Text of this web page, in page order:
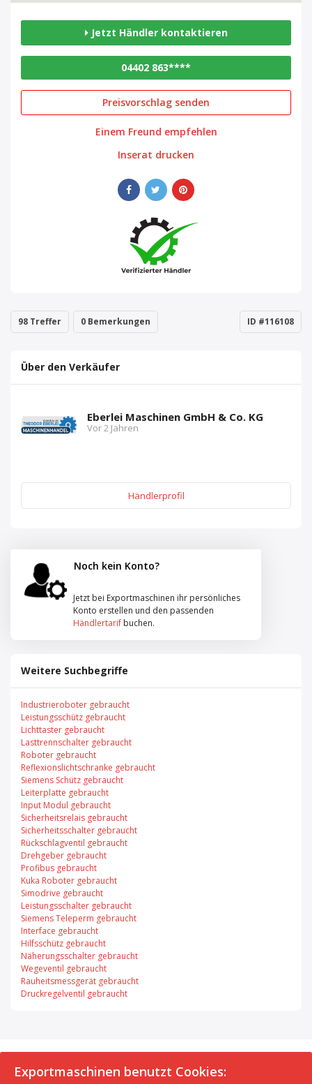
Jetzt Händler kontaktieren
04402 863****
Preisvorschlag senden
Einem Freund empfehlen
Inserat drucken
98 Treffer 0 Bemerkungen ID #116108
Über den Verkäufer
Eberlei Maschinen GmbH & Co. KG
Vor 2 Jahren
Händlerprofil
Noch kein Konto?
Jetzt bei Exportmaschinen ihr persönliches
Konto erstellen und den passenden
Händlertarif buchen.
Weitere Suchbegriffe
Industrieroboter gebraucht
Leistungsschütz gebraucht
Lichttaster gebraucht
Lasttrennschalter gebraucht
Roboter gebraucht
Reflexionslichtschranke gebraucht
Siemens Schütz gebraucht
Leiterplatte gebraucht
Input Modul gebraucht
Sicherheitsrelais gebraucht
Sicherheitsschalter gebraucht
Rückschlagventil gebraucht
Drehgeber gebraucht
Profibus gebraucht
Kuka Roboter gebraucht
Simodrive gebraucht
Leistungsschalter gebraucht
Siemens Teleperm gebraucht
Interface gebraucht
Hilfsschütz gebraucht
Näherungsschalter gebraucht
Wegeventil gebraucht
Rauheitsmessgerät gebraucht
Druckregelventil gebraucht
© 2026 Exportmaschinen.de
Exportmaschinen benutzt Cookies: